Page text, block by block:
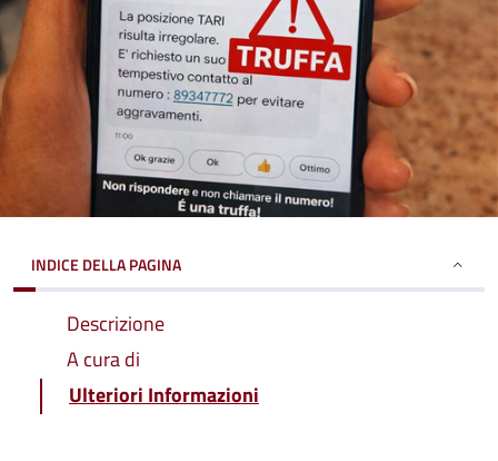
INDICE DELLA PAGINA
Descrizione
A cura di
Ulteriori Informazioni